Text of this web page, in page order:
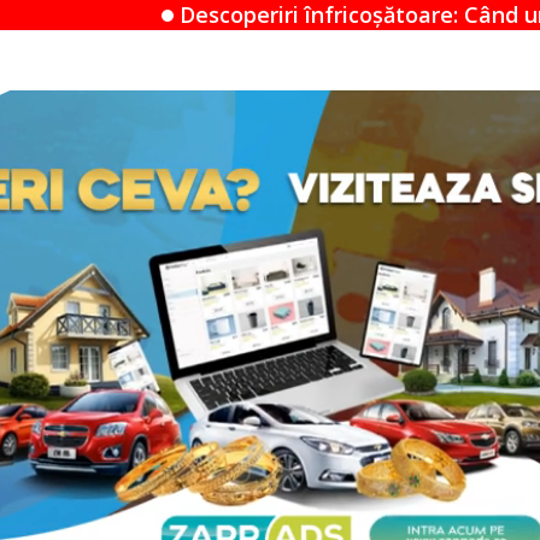
înfricoșătoare: Când un Airbnb devine un